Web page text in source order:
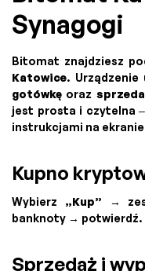
Synagogi
Bitomat znajdziesz
Katowice. Urządzenie
gotówkę oraz
jest prosta i czytelna
instrukcjami na
Kupno
Wybierz „Kup” →
banknoty → potwierdź.
Sprzedaż i